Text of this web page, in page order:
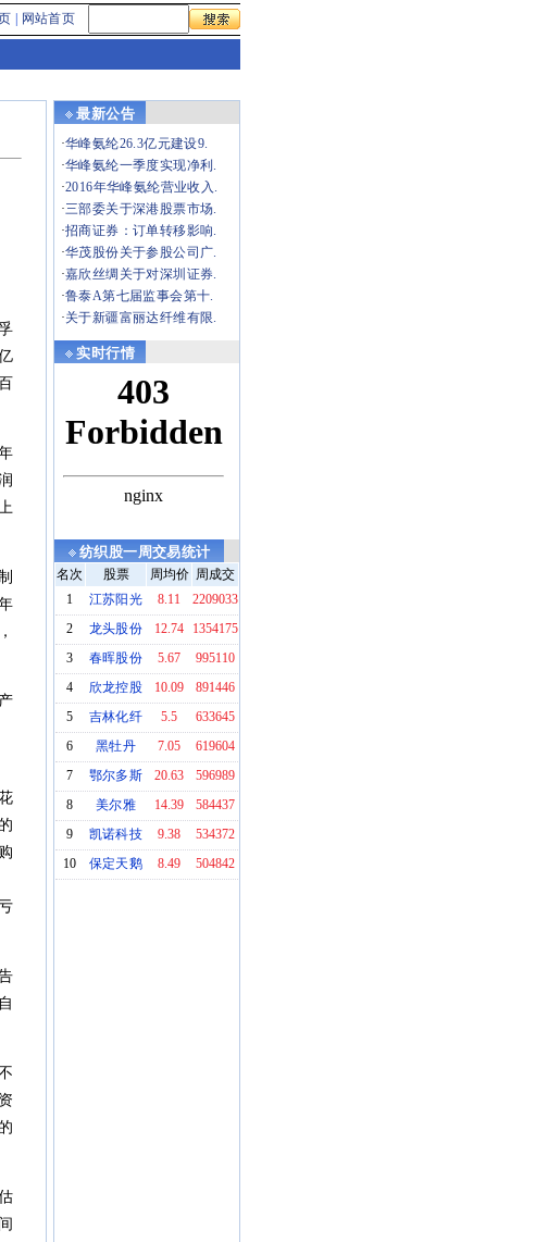
网站首页
最新公告
·华峰氨纶26.3亿元建设9.
·华峰氨纶一季度实现净利.
·2016年华峰氨纶营业收入.
·三部委关于深港股票市场.
·招商证券：订单转移影响.
·华茂股份关于参股公司广.
·嘉欣丝绸关于对深圳证券.
·鲁泰A第七届监事会第十.
·关于新疆富丽达纤维有限.
实时行情
纺织股一周交易统计
名次 股票 周均价 周成交
1
江苏阳光 8.11
2209033
2
龙头股份 12.74
1354175
3
春晖股份 5.67
995110
4
欣龙控股 10.09
891446
5
吉林化纤 5.5
633645
6
黑牡丹 7.05
619604
7
鄂尔多斯 20.63
596989
8
美尔雅 14.39
584437
9
凯诺科技 9.38
534372
10
保定天鹅 8.49 504842